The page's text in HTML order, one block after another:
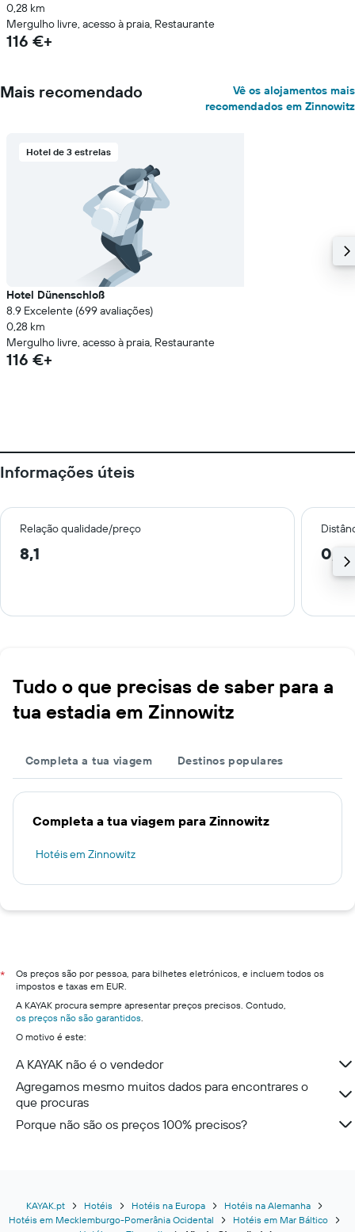
0,28 km
Mergulho livre, acesso à praia, Restaurante
116 €+
Mais recomendado
Vê os alojamentos mais
recomendados em Zinnowitz
Hotel de 3 estrelas
Hotel Dünenschloß
8.9 Excelente (699 avaliações)
0,28 km
Mergulho livre, acesso à praia, Restaurante
116 €+
Informações úteis
Relação qualidade/preço
8,1 0,6
Tudo o que precisas de saber para a
tua estadia em Zinnowitz
Completa a tua viagem Destinos populares
Completa a tua viagem para Zinnowitz
Hotéis em Zinnowitz
*
Os preços são por pessoa, para bilhetes eletrónicos, e incluem todos os
impostos e taxas em EUR.
A KAYAK procura sempre apresentar preços precisos. Contudo,
os preços não são garantidos.
O motivo é este:
A KAYAK não é o vendedor
Agregamos mesmo muitos dados para encontrares o
que procuras
Porque não são os preços 100% precisos?
KAYAK.pt Hotéis Hotéis na Europa
Hotéis na Alemanha
Hotéis em Mecklemburgo-Pomerânia Ocidental
Hotéis em Mar Báltico